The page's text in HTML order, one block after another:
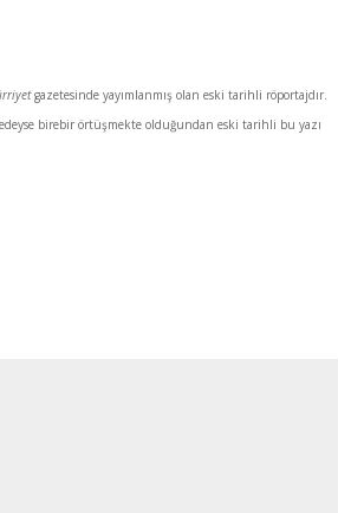
gazetesinde yayımlanmış olan eski tarihli röportajdır.
birebir örtüşmekte olduğundan eski tarihli bu yazı